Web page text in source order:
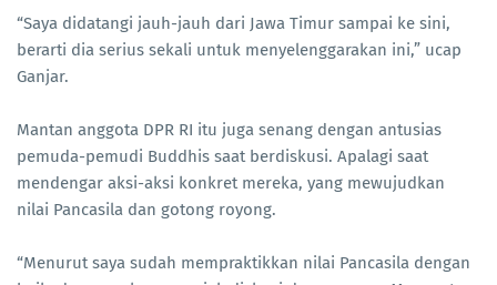
“Saya didatangi jauh-jauh dari Jawa Timur sampai ke sini,
berarti dia serius sekali untuk menyelenggarakan ini,” ucap
Ganjar.
Mantan anggota DPR RI itu juga senang dengan antusias
pemuda-pemudi Buddhis saat berdiskusi. Apalagi saat
mendengar aksi-aksi konkret mereka, yang mewujudkan
nilai Pancasila dan gotong royong.
“Menurut saya sudah mempraktikkan nilai Pancasila dengan